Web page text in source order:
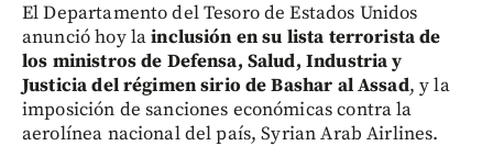
El Departamento del Tesoro de Estados Unidos
anunció hoy lainclusión en su lista terrorista de
los ministros de Defensa, Salud, Industria y
Justicia del régimen sirio de Bashar al Assad, y la
imposición de sanciones económicas contra la
aerolínea nacional del país, Syrian Arab Airlines.